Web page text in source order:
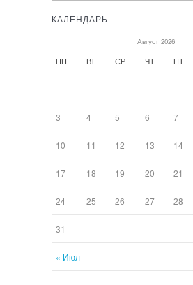
КАЛЕНДАРЬ
Август 2026
ПН ВТ СР ЧТ ПТ
« Июл
3 4 5 6 7
10 11 12 13 14
17 18 19 20 21
24 25 26 27 28
31